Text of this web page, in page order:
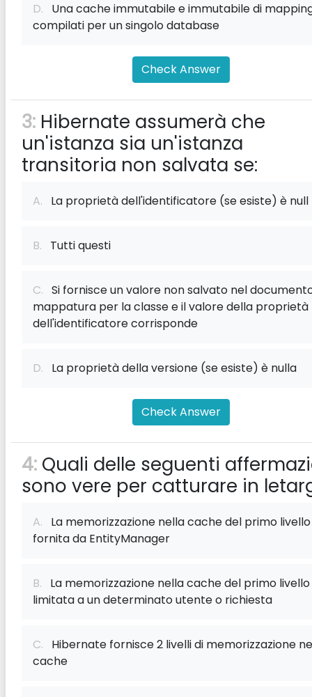
D. Una cache immutabile e immutabile di
compilati per un singolo database
Check Answer
3: Hibernate assumerà che
un'istanza sia un'istanza
transitoria non salvata se:
A. La proprietà dell'identificatore (se esiste) è null
B. Tutti questi
C. Si fornisce un valore non salvato nel
mappatura per la classe e il valore della proprietà
dell'identificatore corrisponde
D. La proprietà della versione (se esiste) è nulla
Check Answer
4: Quali delle seguenti
sono vere per catturare in
A. La memorizzazione nella cache del primo
fornita da EntityManager
B. La memorizzazione nella cache del primo
limitata a un determinato utente o richiesta
C. Hibernate fornisce 2 livelli di memorizzazione
cache